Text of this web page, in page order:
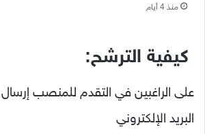
منذ 4 أيام
كيفية الترشح:
على الراغبين في التقدم للمنصب
البريد الإلكتروني